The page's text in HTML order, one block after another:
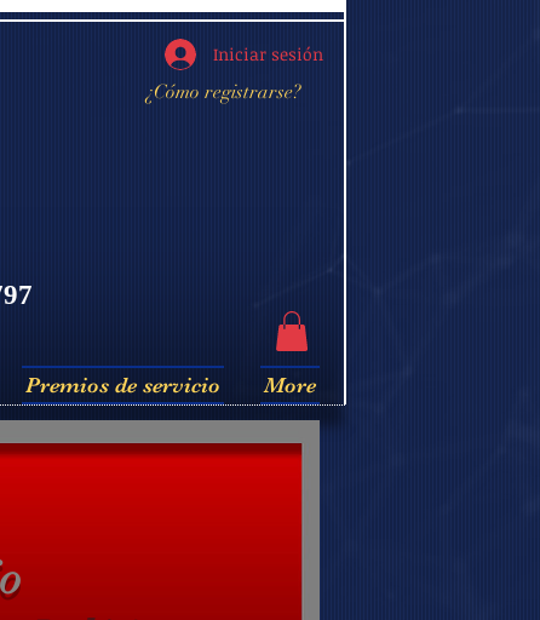
Iniciar sesión
¿Cómo registrarse?
Premios de servicio More